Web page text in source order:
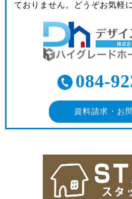
ておりません。どうぞお気軽
084-
資料請求・お